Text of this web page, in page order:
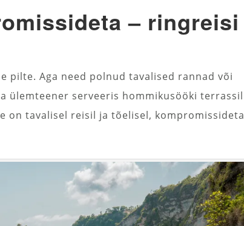
– ringreisi
pilte. Aga need polnud tavalised rannad või
ülemteener serveeris hommikusööki terrassil
on tavalisel reisil ja tõelisel, kompromissideta